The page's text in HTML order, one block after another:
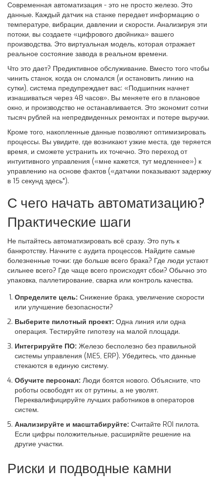
Современная автоматизация - это не просто железо. Это
данные. Каждый датчик на станке передает информацию о
температуре, вибрации, давлении и скорости. Анализируя эти
потоки, вы создаете «цифрового двойника» вашего
производства. Это виртуальная модель, которая отражает
реальное состояние завода в реальном времени.
Что это дает? Предиктивное обслуживание. Вместо того чтобы
чинить станок, когда он сломался (и остановить линию на
сутки), система предупреждает вас: «Подшипник начнет
изнашиваться через 48 часов». Вы меняете его в плановое
окно, и производство не останавливается. Это экономит сотни
тысяч рублей на непредвиденных ремонтах и потере выручки.
Кроме того, накопленные данные позволяют оптимизировать
процессы. Вы увидите, где возникают узкие места, где теряется
время, и сможете устранить их точечно. Это переход от
интуитивного управления («мне кажется, тут медленнее») к
управлению на основе фактов («датчики показывают задержку
в 15 секунд здесь").
С чего начать автоматизацию?
Практические шаги
Не пытайтесь автоматизировать всё сразу. Это путь к
банкротству. Начните с аудита процессов. Найдите самые
болезненные точки: где больше всего брака? Где люди устают
сильнее всего? Где чаще всего происходят сбои? Обычно это
упаковка, паллетирование, сварка или контроль качества.
Определите цель: Снижение брака, увеличение скорости
или улучшение безопасности?
Выберите пилотный проект: Одна линия или одна
операция. Тестируйте гипотезу на малой площади.
Интегрируйте ПО: Железо бесполезно без правильной
системы управления (MES, ERP). Убедитесь, что данные
стекаются в единую систему.
Обучите персонал: Люди боятся нового. Объясните, что
роботы освободят их от рутины, а не уволят.
Переквалифицируйте лучших работников в операторов
систем.
Анализируйте и масштабируйте: Считайте ROI пилота.
Если цифры положительные, расширяйте решение на
другие участки.
Риски и подводные камни